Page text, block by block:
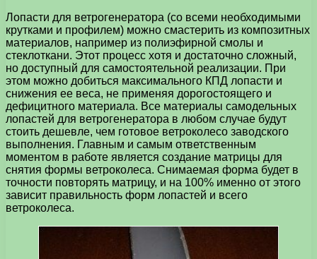
Лопасти для ветрогенератора (со всеми необходимыми
крутками и профилем) можно смастерить из композитных
материалов, например из полиэфирной смолы и
стеклоткани. Этот процесс хотя и достаточно сложный,
но доступный для самостоятельной реализации. При
этом можно добиться максимального КПД лопасти и
снижения ее веса, не применяя дорогостоящего и
дефицитного материала. Все материалы самодельных
лопастей для ветрогенератора в любом случае будут
стоить дешевле, чем готовое ветроколесо заводского
выполнения. Главным и самым ответственным
моментом в работе является создание матрицы для
снятия формы ветроколеса. Снимаемая форма будет в
точности повторять матрицу, и на 100% именно от этого
зависит правильность форм лопастей и всего
ветроколеса.